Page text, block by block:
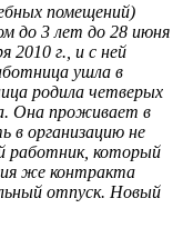
помещений)
до 3 лет до 28 июня
2010 г., и с ней
ушла в
родила четверых
Она проживает в
в организацию не
работник, который
же контракта
отпуск. Новый